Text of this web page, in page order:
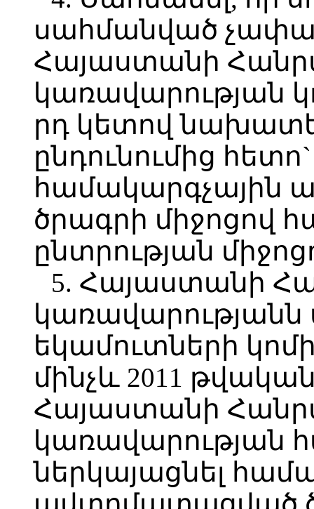
սահմանված
Հայաստանի
կառավարության
րդ կետով
ընդունումից
համակարգչային
ծրագրի միջոցով
ընտրության
5. Հայաստանի
եկամուտների
մինչև 2011
Հայաստանի
կառավարության
ներկայացնել